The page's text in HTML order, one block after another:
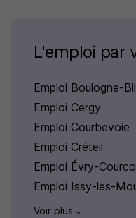
L'emploi par
Emploi Boulogne-
Emploi Cergy
Emploi Courbevoie
Emploi Créteil
Emploi Évry-
Emploi Issy-les-
Voir plus